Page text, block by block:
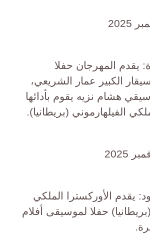
يقدم المهرجان حفلا
الكبير عمار الشريعي،
هشام نزيه يقوم بأدائها
الفيلهارموني (بريطانيا).
يقدم الأوركسترا الملكي
(بريطانيا) حفلا لموسيقى أفلام